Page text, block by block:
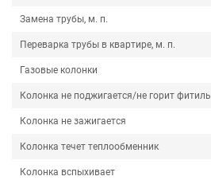
Замена трубы, м. п.
Переварка трубы в квартире, м. п.
Газовые колонки
Колонка не поджигается/не горит фитиль
Колонка не зажигается
Колонка течет теплообменник
Колонка вспыхивает